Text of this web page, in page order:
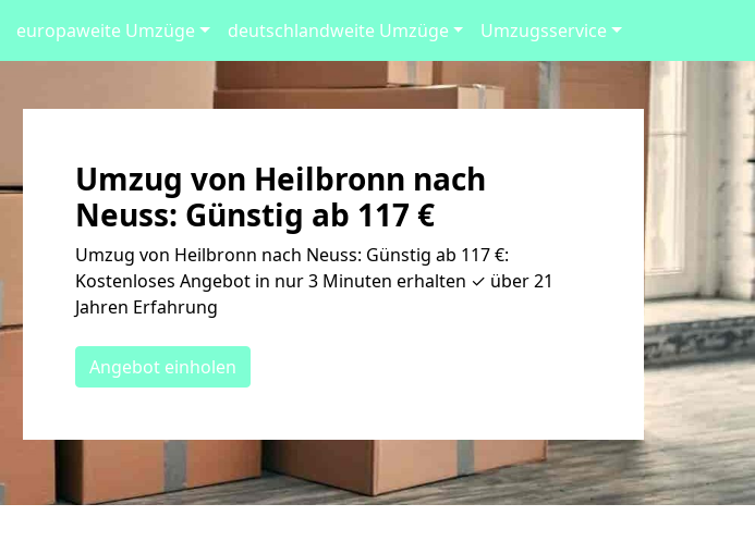
europaweite Umzüge deutschlandweite Umzüge Umzugsservice
Umzug von Heilbronn nach
Neuss: Günstig ab 117 €
Umzug von Heilbronn nach Neuss: Günstig ab 117 €:
Kostenloses Angebot in nur 3 Minuten erhalten ✓ über 21
Jahren Erfahrung
Angebot einholen